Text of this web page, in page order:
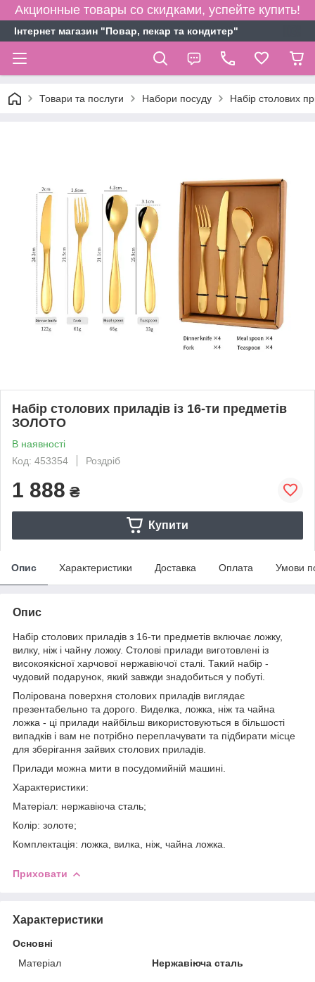
Акционные товары со скидками, успейте купить!
Інтернет магазин "Повар, пекар та кондитер"
Товари та послуги Набори посуду Набір столових
Набір столових приладів із 16-ти предметів
ЗОЛОТО
В наявності
Код: 453354
Роздріб
1 888 ₴
Купити
Опис Характеристики Доставка Оплата Умови
Опис
Набір столових приладів з 16-ти предметів включає ложку,
вилку, ніж і чайну ложку. Столові прилади виготовлені із
високоякісної харчової нержавіючої сталі. Такий набір -
чудовий подарунок, який завжди знадобиться у побуті.
Полірована поверхня столових приладів виглядає
презентабельно та дорого. Виделка, ложка, ніж та чайна
ложка - ці прилади найбільш використовуються в більшості
випадків і вам не потрібно переплачувати та підбирати місце
для зберігання зайвих столових приладів.
Прилади можна мити в посудомийній машині.
Характеристики:
Матеріал: нержавіюча сталь;
Колір: золоте;
Комплектація: ложка, вилка, ніж, чайна ложка.
Приховати
Характеристики
Основні
Матеріал
Нержавіюча сталь